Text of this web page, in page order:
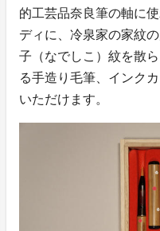
的工芸品奈良筆の軸に
ディに、冷泉家の家紋
子（なでしこ）紋を散
る手造り毛筆、インク
いただけます。